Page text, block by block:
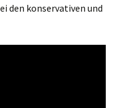
den konservativen und